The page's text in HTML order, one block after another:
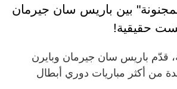
بين باريس سان جيرمان
حقيقية!
قدّم باريس سان جيرمان وبايرن
من أكثر مباريات دوري أبطال